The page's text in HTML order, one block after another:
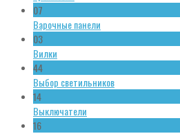
07
Варочные панели
03
Вилки
44
Выбор светильников
14
Выключатели
16